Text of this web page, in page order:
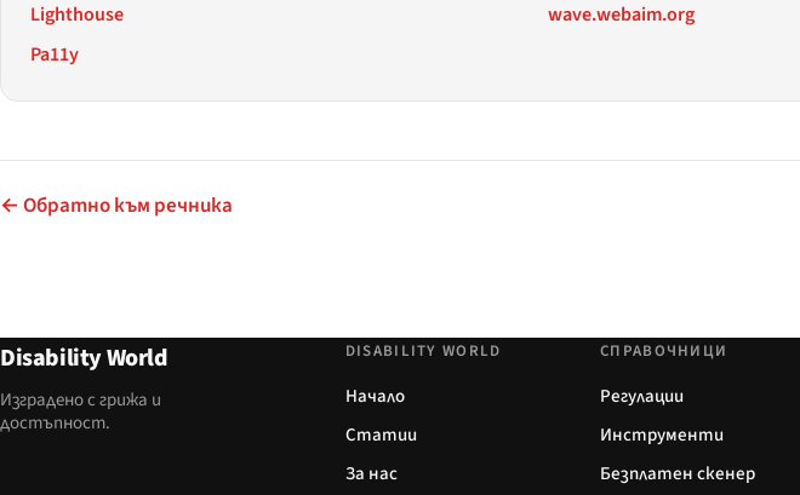
Lighthouse
Pa11y
wave.webaim.org
← Обратно към речника
Disability World
Изградено с грижа и
достъпност.
DISABILITY WORLD
Начало
Статии
За нас
СПРАВОЧНИЦИ
Регулации
Инструменти
Безплатен скенер